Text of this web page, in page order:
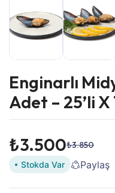
Enginarlı
Adet – 25’li
₺3.850
Orijinal
fiyat:
₺3.850.
₺3.500
Şu
andaki
fiyat:Stokda Var Paylaş